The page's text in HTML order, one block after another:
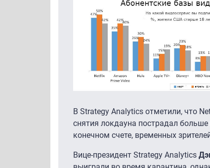
В Strategy Analytics отметили, что
снятия локдауна пострадал
конечном счете, временных
Вице-президент Strategy Analytics